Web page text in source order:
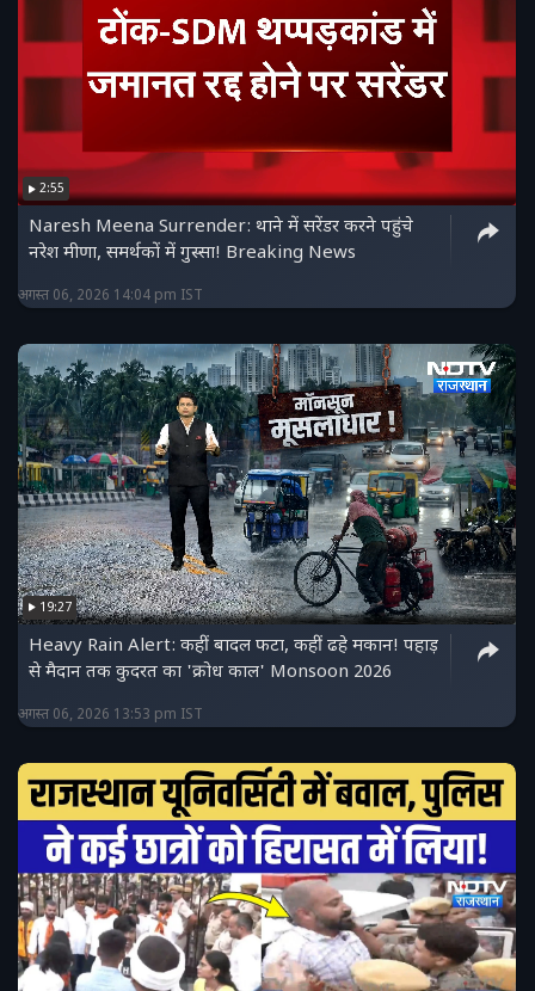
2:55
Naresh Meena Surrender: थाने में सरेंडर करने पहुंचे
नरेश मीणा, समर्थकों में गुस्सा! Breaking News
अगस्त 06, 2026 14:04 pm IST
19:27
Heavy Rain Alert: कहीं बादल फटा, कहीं ढहे मकान! पहाड़
से मैदान तक कुदरत का 'क्रोध काल' Monsoon 2026
अगस्त 06, 2026 13:53 pm IST